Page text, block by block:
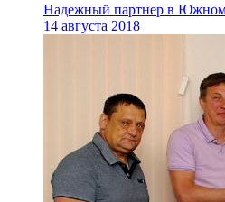
Надежный партнер в Южном
14 августа 2018